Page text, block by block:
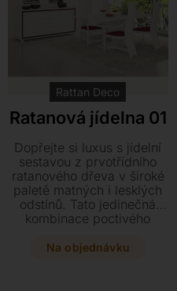
Rattan Deco
Ratanová jídelna 01
Dopřejte si luxus s jídelní
sestavou z prvotřídního
ratanového dřeva v široké
paletě matných i lesklých
odstínů. Tato jedinečná
kombinace poctivého
španělských látek vnese
Na objednávku